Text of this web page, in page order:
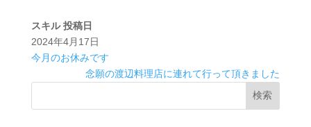
スキル 投稿日
2024年4月17日
今月のお休みです
念願の渡辺料理店に連れて行って頂きました
検索